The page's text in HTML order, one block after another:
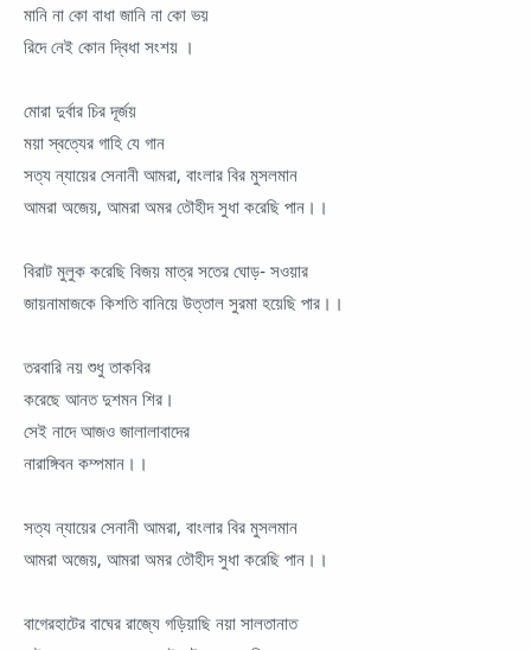
মানি না কো বাধা জানি না কো ভয়
রিদে নেই কোন দ্বিধা সংশয় ।
মোরা দুর্বার চির দূর্জয়
ময়া স্বত্যের গাহি যে গান
সত্য ন্যায়ের সেনানী আমরা, বাংলার বির মুসলমান
আমরা অজেয়, আমরা অমর তৌহীদ সুধা করেছি পান।।
বিরাট মুলুক করেছি বিজয় মাত্র সতের ঘোড়- সওয়ার
জায়নামাজকে কিশতি বানিয়ে উত্তাল সুরমা হয়েছি পার।।
তরবারি নয় শুধু তাকবির
করেছে আনত দুশমন শির।
সেই নাদে আজও জালালাবাদের
নারাঙ্গিবন কম্পমান।।
সত্য ন্যায়ের সেনানী আমরা, বাংলার বির মুসলমান
আমরা অজেয়, আমরা অমর তৌহীদ সুধা করেছি পান।।
বাগেরহাটের বাঘের রাজ্যে গড়িয়াছি নয়া সালতানাত